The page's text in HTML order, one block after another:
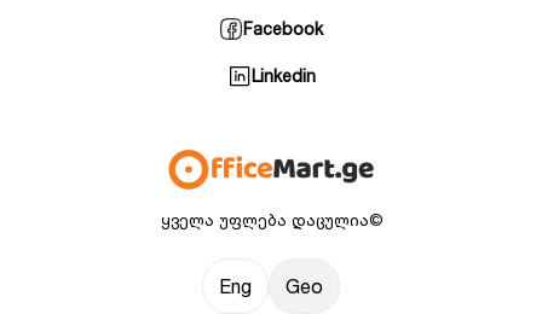
ყველა უფლება დაცულია©
Eng Geo
Facebook
Linkedin